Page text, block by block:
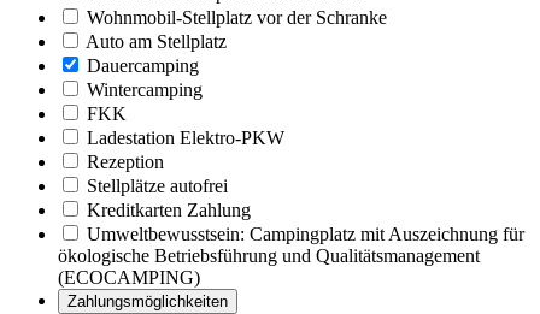
Wohnmobil-Stellplatz vor der Schranke
Auto am Stellplatz
Dauercamping
Wintercamping
FKK
Ladestation Elektro-PKW
Rezeption
Stellplätze autofrei
Kreditkarten Zahlung
Umweltbewusstsein: Campingplatz mit Auszeichnung für
ökologische Betriebsführung und Qualitätsmanagement
(ECOCAMPING)
Zahlungsmöglichkeiten